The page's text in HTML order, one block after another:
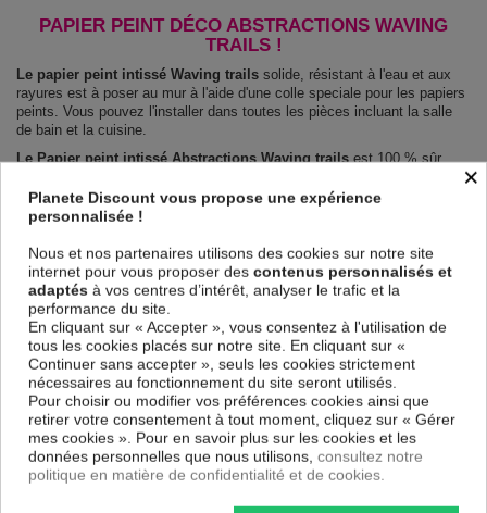
PAPIER PEINT DÉCO ABSTRACTIONS WAVING
TRAILS !
Le papier peint intissé Waving trails solide, résistant à l'eau et aux
rayures est à poser au mur à l'aide d'une colle speciale pour les papiers
peints. Vous pouvez l'installer dans toutes les pièces incluant la salle
de bain et la cuisine.
Le Papier peint intissé Abstractions Waving trailsest 100 % sûr,
Impression haute qualité : impression numérique en résolution de
600dpi. Les couleurs sont vives et l’impression est résistante à l'eau et
Le papier peint dispose d'une surface demi terne, il couvre les
imperfections et laisse respirer le mur.
Notre large choix de papiers peints tendances et modernes constituent
un moyen simple et pas cher de donner une nouvelle touche à vos
intérieurs, il y en a pour tous les goût.
Emballage sécurisé pour la livraison
Avant d’être envoyé, le papier peint est enroulé et mis dans un gros
carton.
Montage facile : Chaque papier peint est partagé en lés de 50 cm.
Poids: 120 g/m2
Dimensions des panneaux Waving trails :
100x70: 50x70 50x70
150x105: 50x105 50x105 50x105
×
Planete Discount vous propose une expérience
personnalisée !
Nous et nos partenaires utilisons des cookies sur notre site
internet pour vous proposer des contenus personnalisés et
adaptés à vos centres d’intérêt, analyser le trafic et la
performance du site.
En cliquant sur « Accepter », vous consentez à l'utilisation de
tous les cookies placés sur notre site. En cliquant sur «
Continuer sans accepter », seuls les cookies strictement
nécessaires au fonctionnement du site seront utilisés.
Pour choisir ou modifier vos préférences cookies ainsi que
retirer votre consentement à tout moment, cliquez sur « Gérer
mes cookies ». Pour en savoir plus sur les cookies et les
données personnelles que nous utilisons, consultez notre
politique en matière de confidentialité et de cookies.